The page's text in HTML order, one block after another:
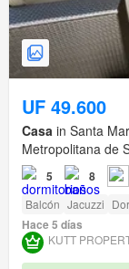
UF 49.600
Casa in Santa
Metropolitana de
5 8
Balcón Jacuzzi
Hace 5 días
KUTT